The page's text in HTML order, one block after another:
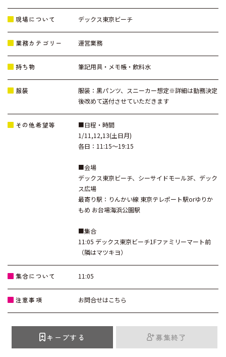
現場について デックス東京ビーチ
業務カテゴリー 運営業務
持ち物 筆記用具・メモ帳・飲料水
服装
服装：黒パンツ、スニーカー想定※詳細は勤務決定
後改めて送付させていただきます
その他希望等
■日程・時間
1/11,12,13(土日月)
各日：11:15～19:15
■会場
デックス東京ビーチ、シーサイドモール3F、デック
ス広場
最寄り駅：りんかい線 東京テレポート駅orゆりか
もめ お台場海浜公園駅
■集合
11:05 デックス東京ビーチ1Fファミリーマート前
（隣はマツキヨ）
集合について 11:05
注意事項 お問合せはこちら
キープする 募集終了